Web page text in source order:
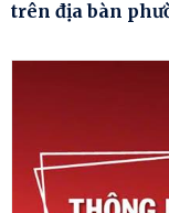
trên địa bàn